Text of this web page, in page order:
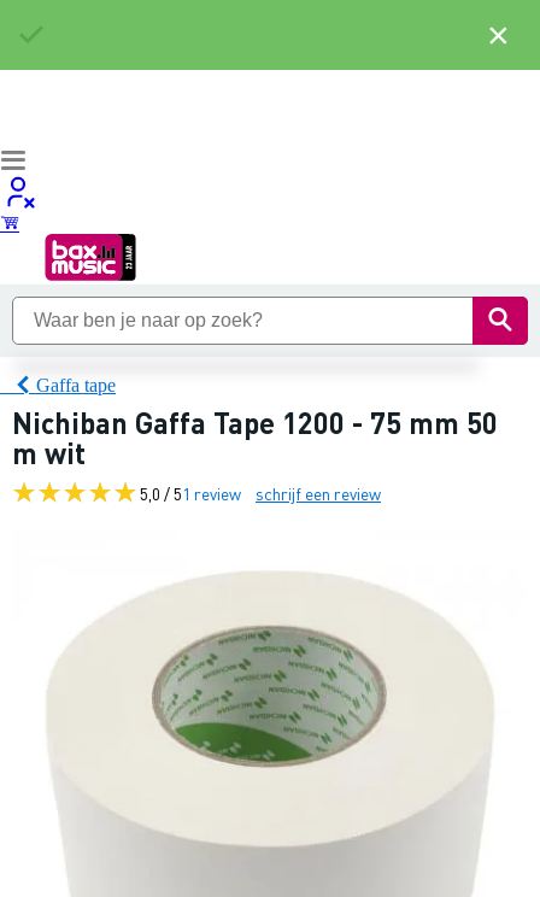
Gaffa tape
Nichiban Gaffa Tape 1200 - 75 mm 50
m wit
5,0 / 51 review schrijf een review
×